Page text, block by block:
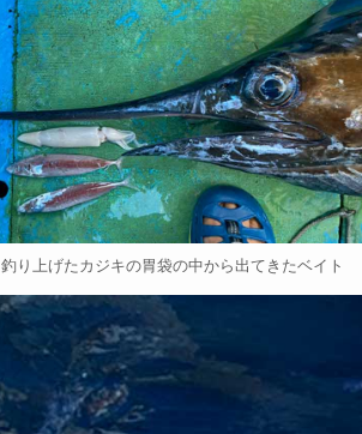
釣り上げたカジキの胃袋の中から出てきたベイト